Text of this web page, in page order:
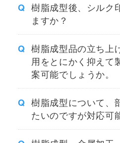
樹脂成型後、シルク
ますか？
樹脂成型品の立ち上
用をとにかく抑えて
案可能でしょうか。
樹脂成型について、
たいのですが対応可